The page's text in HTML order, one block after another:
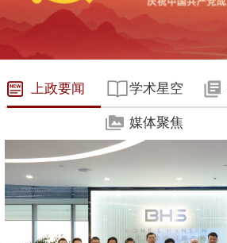
上政要闻 学术星空
媒体聚焦